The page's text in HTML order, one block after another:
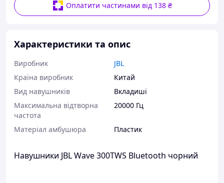
Оплатити частинами від 138 ₴
Характеристики та опис
Виробник
JBL
Країна виробник
Китай
Вид навушників
Вкладиші
Максимальна відтворна
частота
20000 Гц
Матеріал амбушюра Пластик
Навушники JBL Wave 300TWS Bluetooth чорний